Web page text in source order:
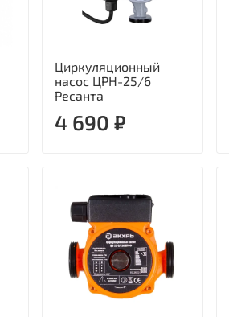
Циркуляционный
насос ЦРН-25/6
Ресанта
4 690 ₽